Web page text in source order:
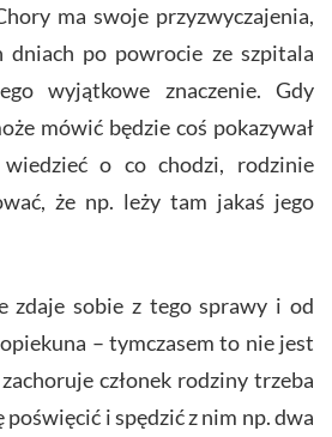
ma swoje przyzwyczajenia,
po powrocie ze szpitala
wyjątkowe znaczenie. Gdy
mówić będzie coś pokazywał
o co chodzi, rodzinie
że np. leży tam jakaś jego
zdaje sobie z tego sprawy i od
– tymczasem to nie jest
członek rodziny trzeba
i spędzić z nim np. dwa